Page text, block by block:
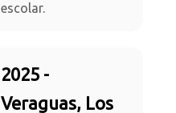
escolar.
2025 -
Veraguas, Los